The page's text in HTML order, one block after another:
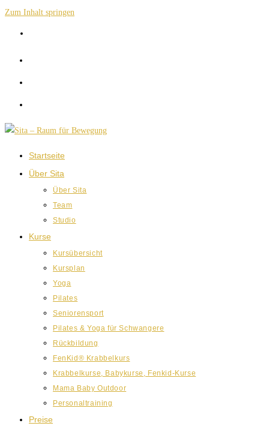
Zum Inhalt springen
Startseite
Über Sita
Über Sita
Team
Studio
Kurse
Kursübersicht
Kursplan
Yoga
Pilates
Seniorensport
Pilates & Yoga für Schwangere
Rückbildung
FenKid® Krabbelkurs
Krabbelkurse, Babykurse, Fenkid-Kurse
Mama Baby Outdoor
Personaltraining
Preise